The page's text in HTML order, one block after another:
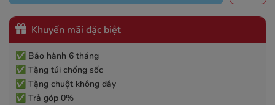
Khuyến mãi đặc biệt
✅ Bảo hành 6 tháng
✅ Tặng túi chống sốc
✅ Tặng chuột không dây
✅ Trả góp 0%